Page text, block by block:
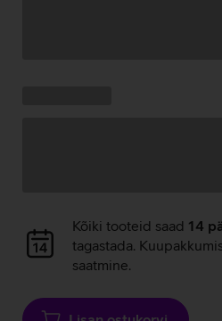
Andmete
laadimine
Kõiki tooteid saad 14
tagastada.
saatmine.